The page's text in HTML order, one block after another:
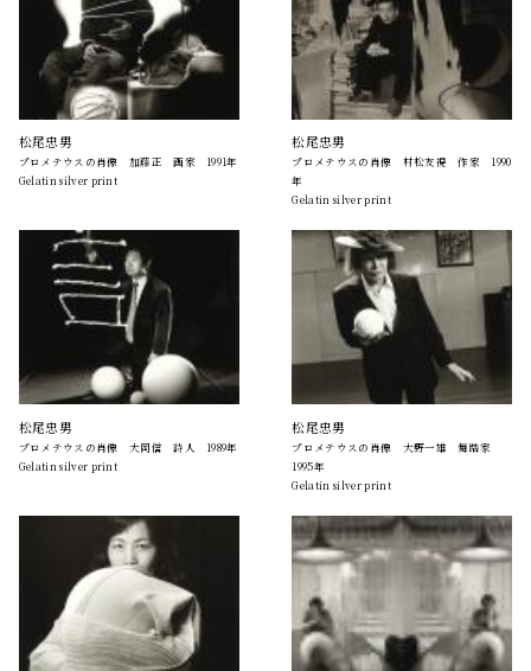
松尾忠男
プロメテウスの肖像 加藤正 画家 1991年
Gelatin silver print
松尾忠男
プロメテウスの肖像 村松友視 作家 1990
年
Gelatin silver print
松尾忠男
プロメテウスの肖像 大岡信 詩人 1989年
Gelatin silver print
松尾忠男
プロメテウスの肖像 大野一雄 舞踏家
1995年
Gelatin silver print